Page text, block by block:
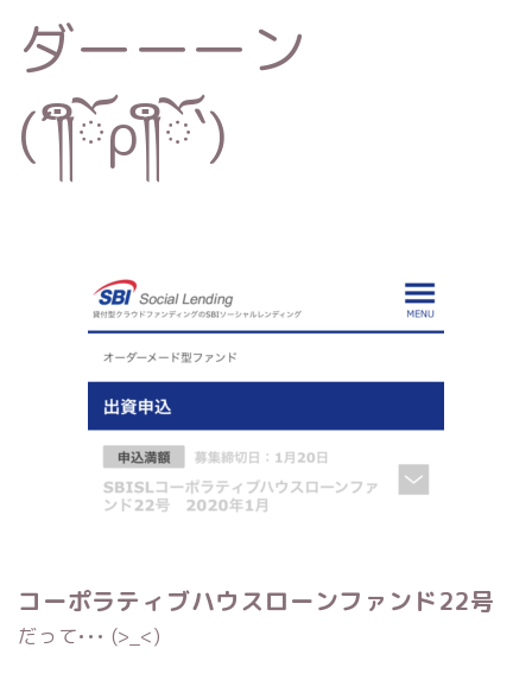
ダーーーン
(´༎ຶོρ༎ຶོ`)
コーポラティブハウスローンファンド22号
だって••• (>_<)